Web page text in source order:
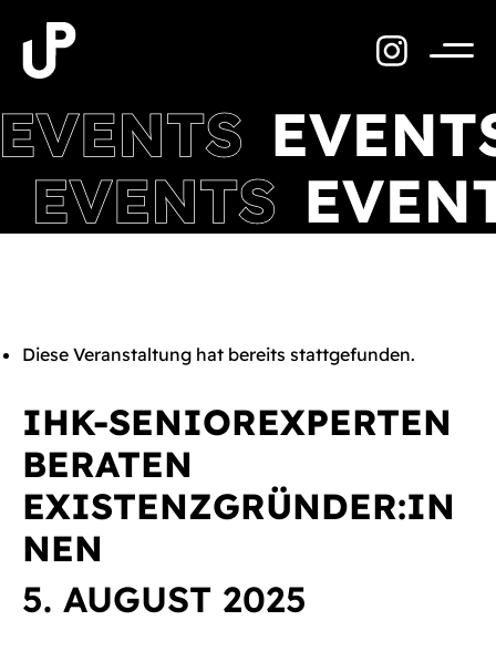
Inhalt
springen
Diese Veranstaltung hat bereits stattgefunden.
IHK-SENIOREXPERTEN
BERATEN
EXISTENZGRÜNDER:IN
NEN
5. AUGUST 2025